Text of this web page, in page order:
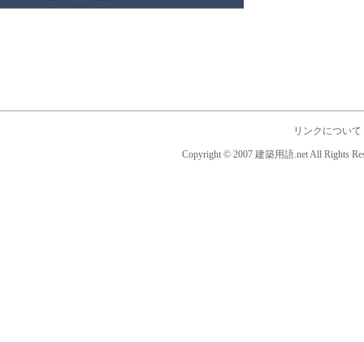
リンクについて
Copyright © 2007 建築用語.net All Rights